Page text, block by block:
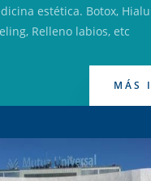
estética. Botox,
Relleno labios, etc
MÁS